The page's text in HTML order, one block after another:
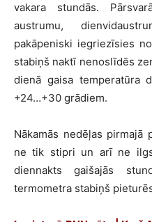
vakara stundās.
austrumu,
pakāpeniski iegriezīsies
stabiņš naktī nenoslīdēs
dienā gaisa temperatūra
+24…+30 grādiem.
Nākamās nedēļas
ne tik stipri un arī ne
diennakts gaišajās
termometra stabiņš